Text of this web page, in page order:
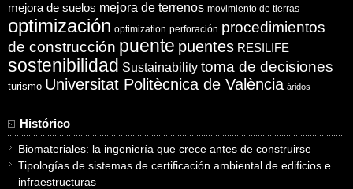
mejora de suelos mejora de terrenos movimiento de tierras
optimización optimization perforación procedimientos
de construcción puente puentes RESILIFE
sostenibilidad Sustainability toma de decisiones
turismo Universitat Politècnica de València áridos
Histórico
Biomateriales: la ingeniería que crece antes de construirse
Tipologías de sistemas de certificación ambiental de edificios e
infraestructuras